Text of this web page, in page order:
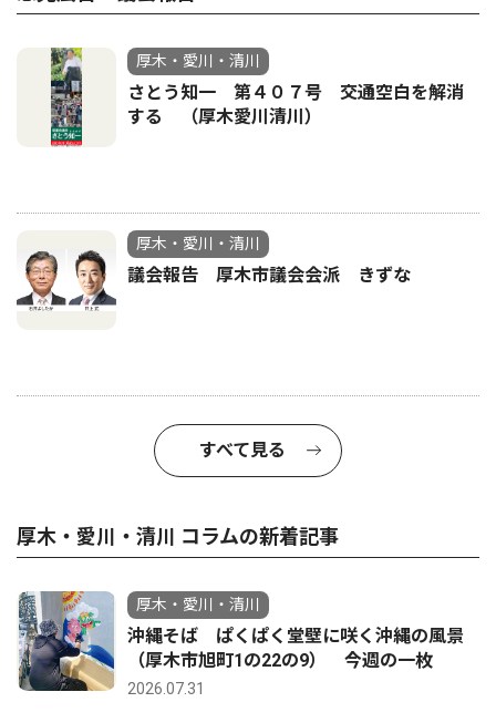
厚木・愛川・清川
さとう知一 第４０７号 交通空白を解消
する （厚木愛川清川）
厚木・愛川・清川
議会報告 厚木市議会会派 きずな
すべて見る
厚木・愛川・清川 コラムの新着記事
厚木・愛川・清川
沖縄そば ぱくぱく堂壁に咲く沖縄の風景
（厚木市旭町1の22の9） 今週の一枚
2026.07.31